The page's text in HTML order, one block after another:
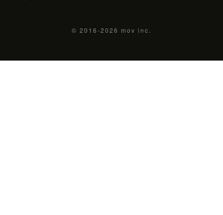
© 2016-2026 mov inc.